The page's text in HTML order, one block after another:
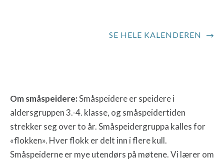
SE HELE KALENDEREN
Om småspeidere:Småspeidere er speidere i
aldersgruppen 3.-4. klasse, og småspeidertiden
strekker seg over to år. Småspeidergruppa kalles for
«flokken». Hver flokk er delt inn i flere kull.
Småspeiderne er mye utendørs på møtene. Vi lærer om